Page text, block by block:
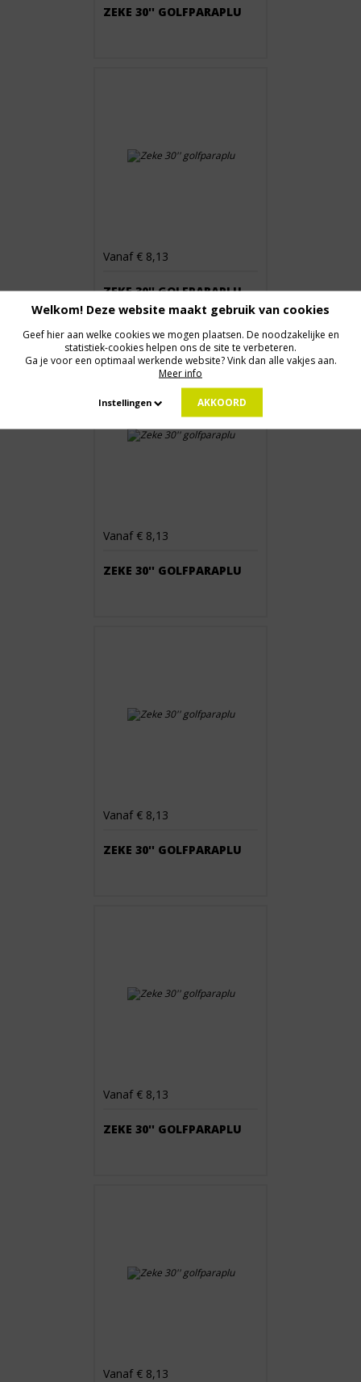
ZEKE 30'' GOLFPARAPLU
Vanaf € 8,13
ZEKE 30'' GOLFPARAPLU
Vanaf € 8,13
ZEKE 30'' GOLFPARAPLU
Vanaf € 8,13
ZEKE 30'' GOLFPARAPLU
Vanaf € 8,13
ZEKE 30'' GOLFPARAPLU
Vanaf € 8,13
Welkom! Deze website maakt gebruik van cookies
Geef hier aan welke cookies we mogen plaatsen. De noodzakelijke en
statistiek-cookies helpen ons de site te verbeteren.
Ga je voor een optimaal werkende website? Vink dan alle vakjes aan.
Meer info
Instellingen AKKOORD